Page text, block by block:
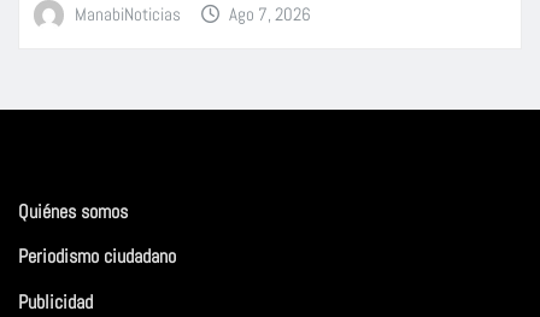
ManabiNoticias Ago 7, 2026
Quiénes somos
Periodismo ciudadano
Publicidad